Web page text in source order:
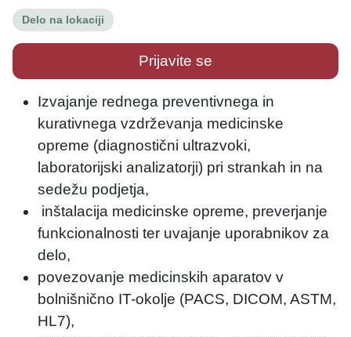
Delo na lokaciji
Prijavite se
Izvajanje rednega preventivnega in
kurativnega vzdrževanja medicinske
opreme (diagnostični ultrazvoki,
laboratorijski analizatorji) pri strankah in na
sedežu podjetja,
inštalacija medicinske opreme, preverjanje
funkcionalnosti ter uvajanje uporabnikov za
delo,
povezovanje medicinskih aparatov v
bolnišnično IT-okolje (PACS, DICOM, ASTM,
HL7),